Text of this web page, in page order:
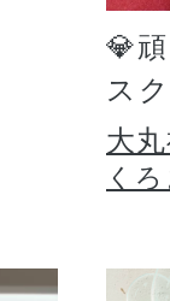
💎
ス
大
く